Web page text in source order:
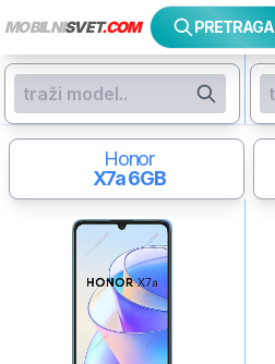
MOBILNISVET.COM PRETRAGA
Honor
X7a6GB